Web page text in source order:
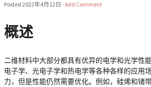
Posted 2022年4月12日 · Add Comment
概述
二维材料中大部分都具有优异的电学和光学性
电子学、光电子学和热电学等各种各样的应用
力，但是性能仍然需要优化。例如，硅烯和锗